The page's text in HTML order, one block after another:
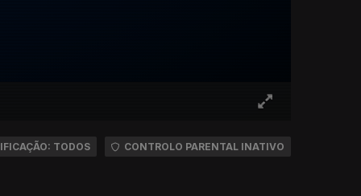
TODOS CONTROLO PARENTAL INATIVO